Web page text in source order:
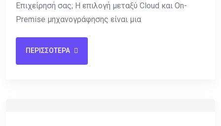
Επιχείρησή σας; Η επιλογή μεταξύ Cloud και On-
Premise μηχανογράφησης είναι μια
ΠΕΡΙΣΣΟΤΕΡΑ